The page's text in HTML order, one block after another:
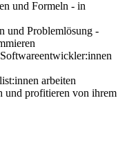
und Formeln - in
und Problemlösung -
arbeiten
und profitieren von ihrem